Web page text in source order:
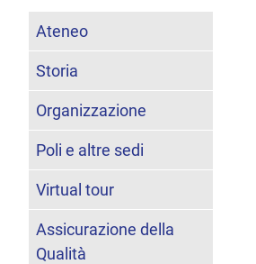
Ateneo
Storia
Organizzazione
Poli e altre sedi
Virtual tour
Assicurazione della
Qualità